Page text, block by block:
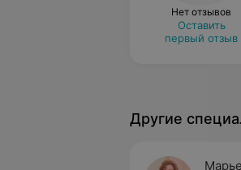
Нет отзывов
Оставить
первый отзыв
Другие